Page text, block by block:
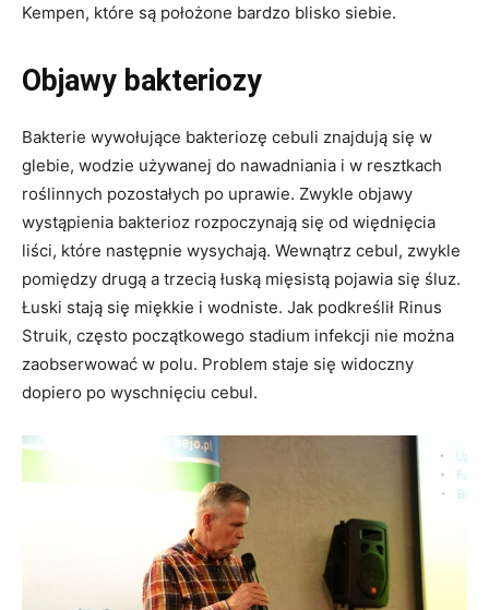
Kempen, które są położone bardzo blisko siebie.
Objawy bakteriozy
Bakterie wywołujące bakteriozę cebuli znajdują się w
glebie, wodzie używanej do nawadniania i w resztkach
roślinnych pozostałych po uprawie. Zwykle objawy
wystąpienia bakterioz rozpoczynają się od więdnięcia
liści, które następnie wysychają. Wewnątrz cebul, zwykle
pomiędzy drugą a trzecią łuską mięsistą pojawia się śluz.
Łuski stają się miękkie i wodniste. Jak podkreślił Rinus
Struik, często początkowego stadium infekcji nie można
zaobserwować w polu. Problem staje się widoczny
dopiero po wyschnięciu cebul.